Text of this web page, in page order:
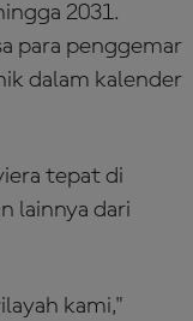
2031.
para penggemar
dalam kalender
tepat di
lainnya dari
kami,"